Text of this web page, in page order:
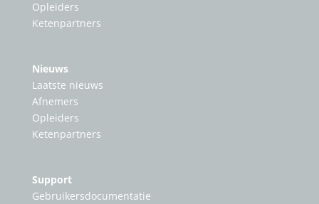
Opleiders
Ketenpartners
Nieuws
Laatste nieuws
Afnemers
Opleiders
Ketenpartners
Support
Gebruikersdocumentatie